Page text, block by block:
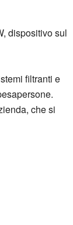
dispositivo sul
filtranti e
che si